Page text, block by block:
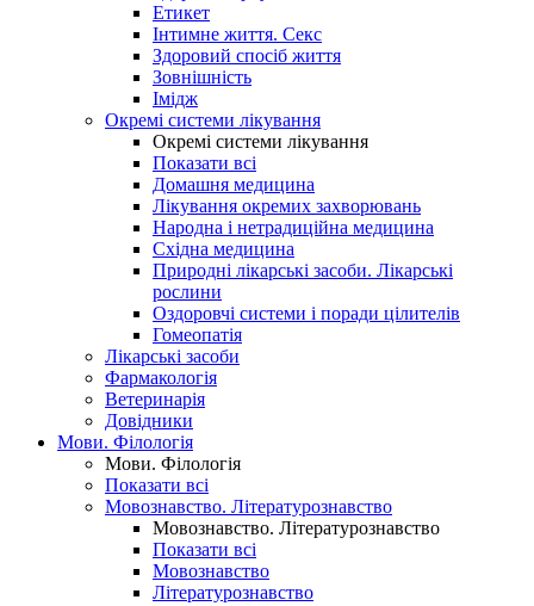
Етикет
Інтимне життя. Секс
Здоровий спосіб життя
Зовнішність
Імідж
Окремі системи лікування
Окремі системи лікування
Показати всі
Домашня медицина
Лікування окремих захворювань
Народна і нетрадиційна медицина
Східна медицина
Природні лікарські засоби. Лікарські
рослини
Оздоровчі системи і поради цілителів
Гомеопатія
Лікарські засоби
Фармакологія
Ветеринарія
Довідники
Мови. Філологія
Мови. Філологія
Показати всі
Мовознавство. Літературознавство
Мовознавство. Літературознавство
Показати всі
Мовознавство
Літературознавство